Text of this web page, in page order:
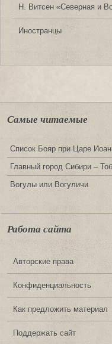
Н. Витсен «Северная и
Иностранцы
Самые читаемые
Список Бояр при Царе
Главный город Сибири –
Вогулы или Вогуличи
Работа сайта
Авторские права
Конфиденциальность
Как предложить материал
Поддержать сайт